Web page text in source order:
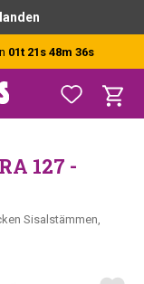
01t 21s 48m 36s
127 -
Sisalstämmen,